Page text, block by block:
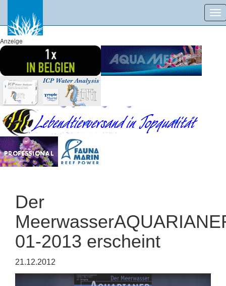
Anzeige
Der
01-2013 erscheint
21.12.2012